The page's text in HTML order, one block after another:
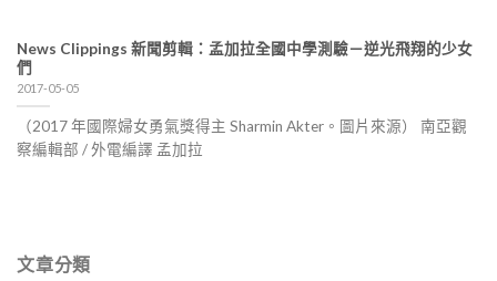
News Clippings 新聞剪輯：孟加拉全國中學測驗－逆光飛翔的少女
們
2017-05-05
（2017 年國際婦女勇氣獎得主 Sharmin Akter。圖片來源） 南亞觀
察編輯部 / 外電編譯 孟加拉
文章分類